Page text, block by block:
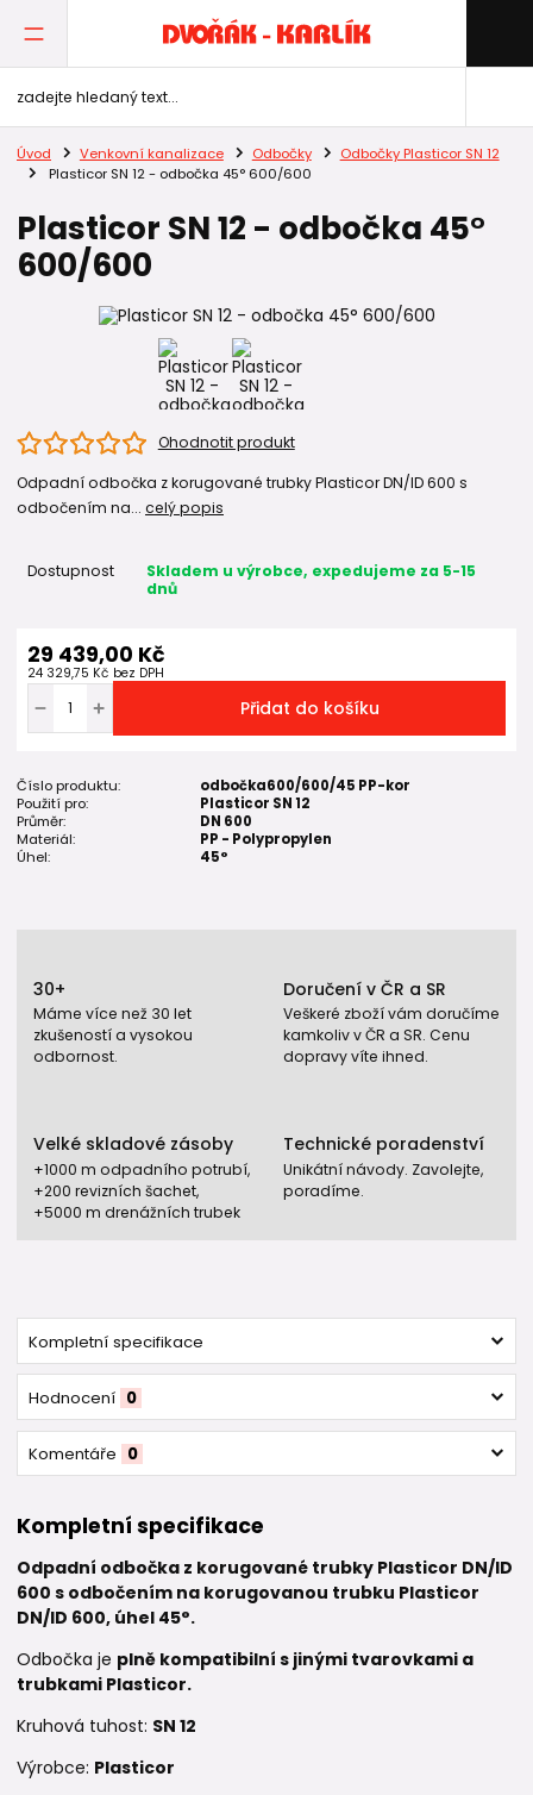
Úvod Venkovní kanalizace Odbočky
Odbočky Plasticor SN 12
Plasticor SN 12 - odbočka 45° 600/600
Plasticor SN 12 - odbočka 45°
600/600
Ohodnotit produkt
Odpadní odbočka z korugované trubky Plasticor DN/ID 600 s
odbočením na... celý popis
Dostupnost
Skladem u výrobce, expedujeme za 5-15
dnů
29 439,00 Kč
24 329,75 Kč bez DPH
Přidat do košíku
Číslo produktu:
odbočka600/600/45 PP-kor
Použití pro:
Plasticor SN 12
Průměr:
DN 600
Materiál:
PP - Polypropylen
Úhel:
45°
30+
Máme více než 30 let
zkušeností a vysokou
odbornost.
Doručení v ČR a SR
Veškeré zboží vám doručíme
kamkoliv v ČR a SR. Cenu
dopravy víte ihned.
Velké skladové zásoby
+1000 m odpadního potrubí,
+200 revizních šachet,
+5000 m drenážních trubek
Technické poradenství
Unikátní návody. Zavolejte,
poradíme.
Kompletní specifikace
Hodnocení 0
Komentáře 0
Kompletní specifikace
Odpadní odbočka z korugované trubky Plasticor DN/ID
600 s odbočením na korugovanou trubku Plasticor
DN/ID 600, úhel 45°.
Odbočka je plně kompatibilní s jinými tvarovkami a
trubkami Plasticor.
Kruhová tuhost: SN 12
Výrobce: Plasticor